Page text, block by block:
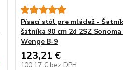
Písací stôl pre mládež -
šatníka 90 cm 2d 2SZ Sonoma
Wenge B-9
123,21 €
100,17 € bez DPH